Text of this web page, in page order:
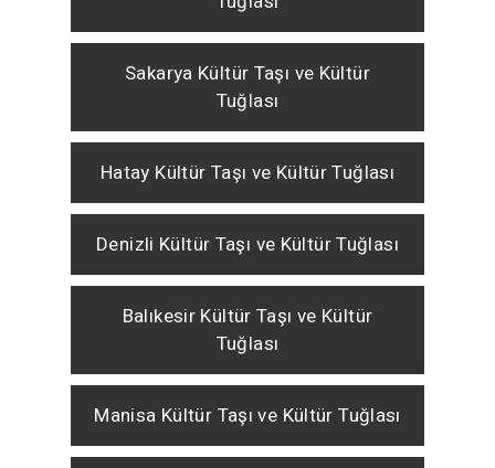
Sakarya Kültür Taşı ve Kültür
Tuğlası
Hatay Kültür Taşı ve Kültür Tuğlası
Denizli Kültür Taşı ve Kültür Tuğlası
Balıkesir Kültür Taşı ve Kültür
Tuğlası
Manisa Kültür Taşı ve Kültür Tuğlası